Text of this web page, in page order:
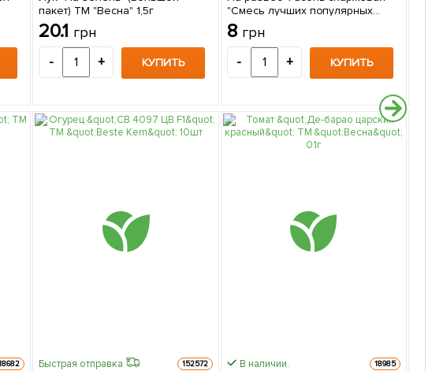
пакет) ТМ "Весна" 1,5г
20.1 грн
- + КУПИТЬ
"Смесь лучших популярных
сортов" ТМ "Весна" цена за 15г
8 грн
- + КУПИТЬ
Быстрая отправка 152572 В наличии. 18985